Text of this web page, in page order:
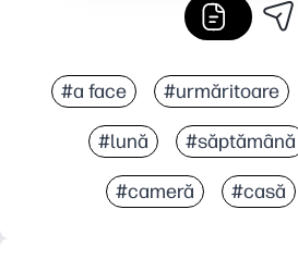
#a face #urmăritoare
#lună #săptămână
#cameră #casă